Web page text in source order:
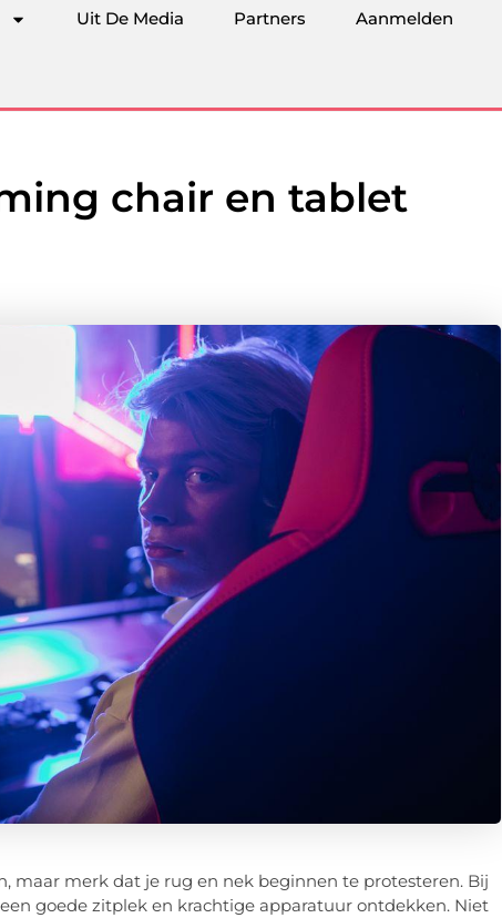
Uit De Media Partners Aanmelden
chair en tablet
maar merk dat je rug en nek beginnen te protesteren. Bij
goede zitplek en krachtige apparatuur ontdekken. Niet